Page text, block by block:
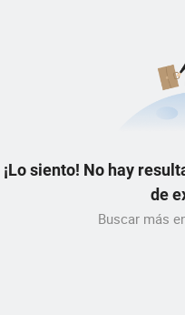
¡Lo siento! No hay
de
Buscar más